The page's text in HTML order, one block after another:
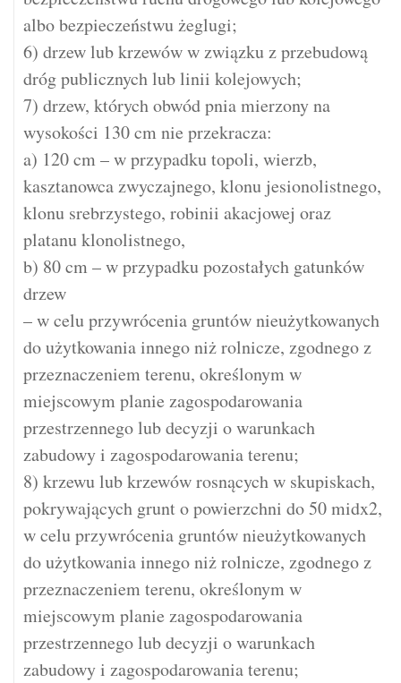
albo bezpieczeństwu żeglugi;
6) drzew lub krzewów w związku z przebudową
dróg publicznych lub linii kolejowych;
7) drzew, których obwód pnia mierzony na
wysokości 130 cm nie przekracza:
a) 120 cm – w przypadku topoli, wierzb,
kasztanowca zwyczajnego, klonu jesionolistnego,
klonu srebrzystego, robinii akacjowej oraz
platanu klonolistnego,
b) 80 cm – w przypadku pozostałych gatunków
drzew
– w celu przywrócenia gruntów nieużytkowanych
do użytkowania innego niż rolnicze, zgodnego z
przeznaczeniem terenu, określonym w
miejscowym planie zagospodarowania
przestrzennego lub decyzji o warunkach
zabudowy i zagospodarowania terenu;
8) krzewu lub krzewów rosnących w skupiskach,
pokrywających grunt o powierzchni do 50 midx2,
w celu przywrócenia gruntów nieużytkowanych
do użytkowania innego niż rolnicze, zgodnego z
przeznaczeniem terenu, określonym w
miejscowym planie zagospodarowania
przestrzennego lub decyzji o warunkach
zabudowy i zagospodarowania terenu;